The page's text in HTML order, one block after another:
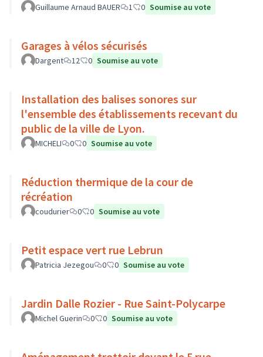
Guillaume Arnaud BAUER 1 0 Soumise au vote
Garages à vélos sécurisés
Dargent 12 0 Soumise au vote
Installation des balises sonores sur
l'ensemble des établissements recevant du
public de la ville de Lyon.
MICHELI 0 0 Soumise au vote
Réduction thermique de la cour de
récréation
coudurier 0 0 Soumise au vote
Petit espace vert rue Lebrun
Patricia Jezegou 0 0 Soumise au vote
Jardin Dalle Rozier - Rue Saint-Polycarpe
Michel Guerin 0 0 Soumise au vote